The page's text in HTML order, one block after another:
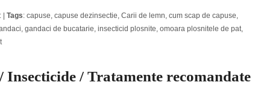
: | Tags: capuse, capuse dezinsectie, Carii de lemn, cum scap de capuse,
, gandaci de bucatarie, insecticid plosnite, omoara plosnitele de pat,
Insecticide / Tratamente recomandate